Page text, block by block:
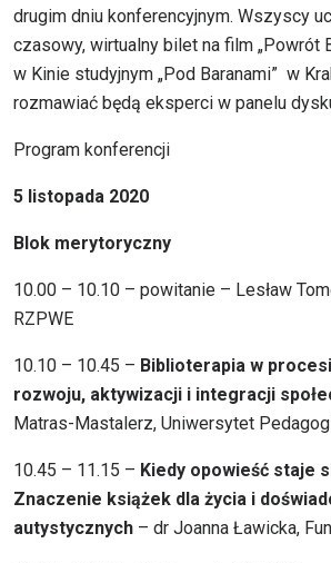
drugim dniu konferencyjnym. Wszyscy
czasowy, wirtualny bilet na film „Powrót
w Kinie studyjnym „Pod Baranami” w
rozmawiać będą eksperci w panelu
Program konferencji
5 listopada 2020
Blok merytoryczny
10.00 – 10.10 – powitanie – Lesław
RZPWE
10.10 – 10.45 – Biblioterapia w
rozwoju, aktywizacji i integracji
Matras-Mastalerz, Uniwersytet
10.45 – 11.15 – Kiedy opowieść staje
Znaczenie książek dla życia i
autystycznych – dr Joanna Ławicka,